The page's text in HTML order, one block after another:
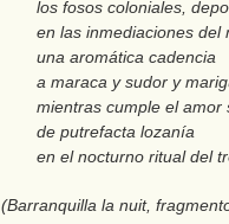
los fosos coloniales,
en las inmediaciones del
una aromática cadencia
a maraca y sudor y
mientras cumple el amor
de putrefacta lozanía
en el nocturno ritual del
(Barranquilla la nuit,